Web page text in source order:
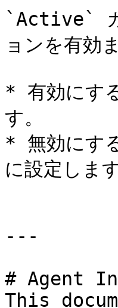
`Active` カ
ョンを有効
* 有効にす
す。
* 無効にす
に設定します
---
# Agent
This